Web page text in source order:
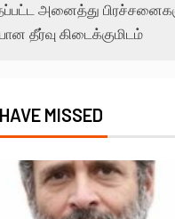
அனைத்து
தீர்வு கிடைக்குமிடம்
MISSED